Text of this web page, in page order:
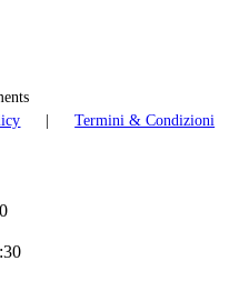
| Termini & Condizioni